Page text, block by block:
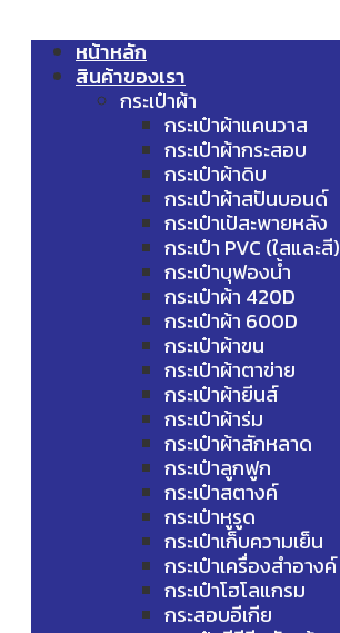
หน้าหลัก
สินค้าของเรา
กระเป๋าผ้า
กระเป๋าผ้าแคนวาส
กระเป๋าผ้ากระสอบ
กระเป๋าผ้าดิบ
กระเป๋าผ้าสปันบอนด์
กระเป๋าเป้สะพายหลัง
กระเป๋า PVC (ใสและสี)
กระเป๋าบุฟองน้ำ
กระเป๋าผ้า 420D
กระเป๋าผ้า 600D
กระเป๋าผ้าขน
กระเป๋าผ้าตาข่าย
กระเป๋าผ้ายีนส์
กระเป๋าผ้าร่ม
กระเป๋าผ้าสักหลาด
กระเป๋าลูกฟูก
กระเป๋าสตางค์
กระเป๋าหูรูด
กระเป๋าเก็บความเย็น
กระเป๋าเครื่องสำอางค์
กระเป๋าโฮโลแกรม
กระสอบอีเกีย